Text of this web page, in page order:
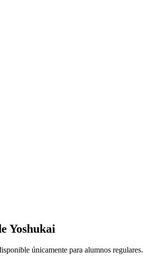
Yoshukai
únicamente para alumnos regulares.